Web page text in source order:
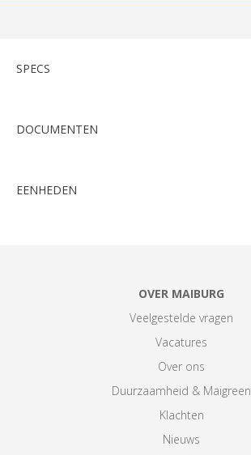
SPECS
DOCUMENTEN
EENHEDEN
OVER MAIBURG
Veelgestelde vragen
Vacatures
Over ons
Duurzaamheid & Maigreen
Klachten
Nieuws